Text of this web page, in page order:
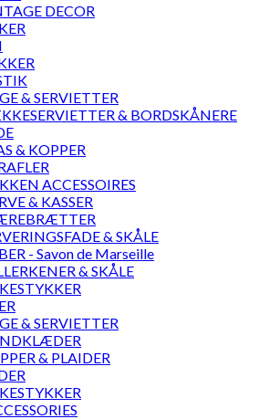
DECOR
& SERVIETTER
& BORDSKÅNERE
& KOPPER
ACCESSOIRES
& KASSER
& SKÅLE
- Savon de Marseille
& SKÅLE
& SERVIETTER
& PLAIDER